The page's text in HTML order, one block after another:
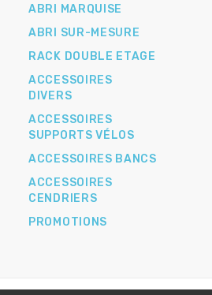
ABRI MARQUISE
ABRI SUR-MESURE
RACK DOUBLE ETAGE
ACCESSOIRES
DIVERS
ACCESSOIRES
SUPPORTS VÉLOS
ACCESSOIRES BANCS
ACCESSOIRES
CENDRIERS
PROMOTIONS